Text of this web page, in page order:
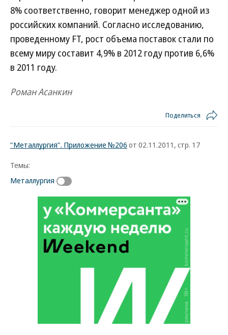
8% соответственно, говорит менеджер одной из
российских компаний. Согласно исследованию,
проведенному FT, рост объема поставок стали по
всему миру составит 4,9% в 2012 году против 6,6%
в 2011 году.
Роман Асанкин
Поделиться
"Металлургия". Приложение №206 от 02.11.2011, стр. 17
Темы:
Металлургия